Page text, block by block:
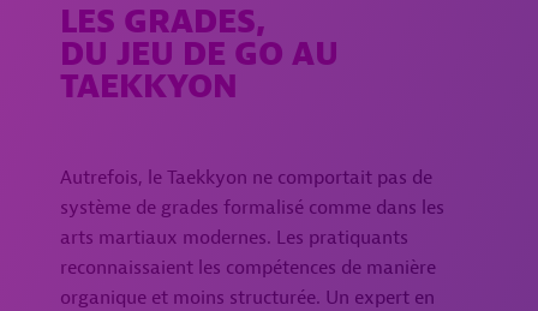
LES GRADES,
DU JEU DE GO AU
TAEKKYON
Autrefois, le Taekkyon ne comportait pas de
système de grades formalisé comme dans les
arts martiaux modernes. Les pratiquants
reconnaissaient les compétences de manière
organique et moins structurée. Un expert en